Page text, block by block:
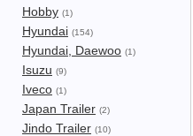
Hobby (1)
Hyundai (154)
Hyundai, Daewoo (1)
Isuzu (9)
Iveco (1)
Japan Trailer (2)
Jindo Trailer (10)